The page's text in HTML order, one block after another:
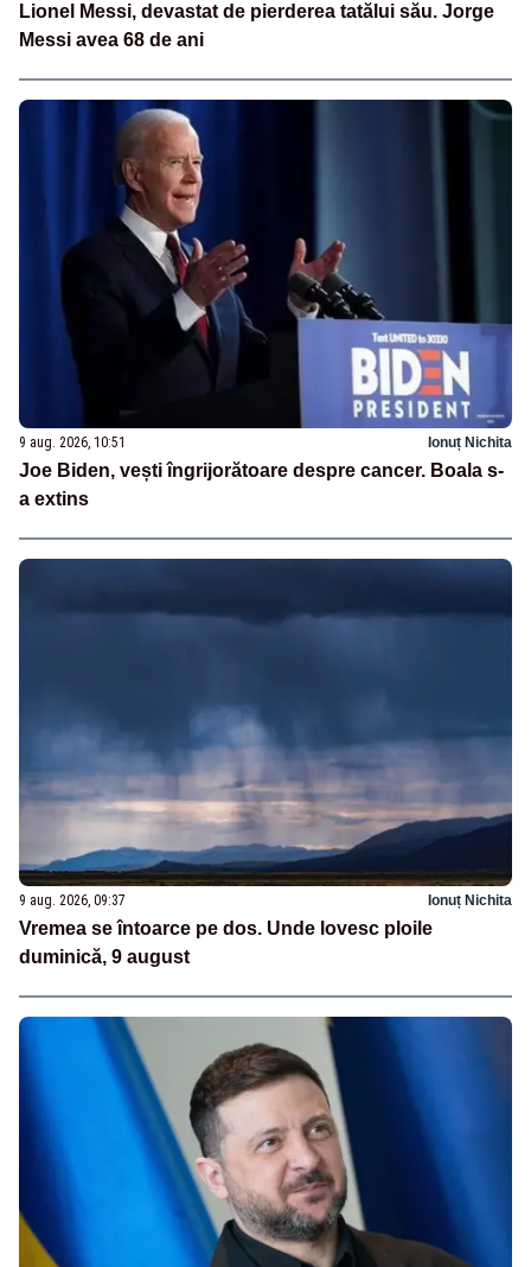
Lionel Messi, devastat de pierderea tatălui său. Jorge
Messi avea 68 de ani
9 aug. 2026, 10:51 Ionuț Nichita
Joe Biden, vești îngrijorătoare despre cancer. Boala s-
a extins
9 aug. 2026, 09:37 Ionuț Nichita
Vremea se întoarce pe dos. Unde lovesc ploile
duminică, 9 august